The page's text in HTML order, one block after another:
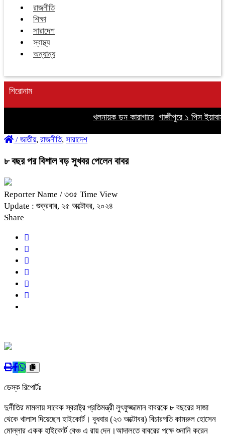
রাজনীতি
শিক্ষা
সারাদেশ
স্বাস্থ্য
অন্যান্য
শিরোনাম
খলনায়ক ডন কারাগারে গাজীপুরে ১ পিস ইয়াবাসহ
/ জাতীয়, রাজনীতি, সারাদেশ
৮ বছর পর বিশাল বড় সুখবর পেলেন বাবর
Reporter Name / ৩৩৫ Time View
Update : শুক্রবার, ২৫ অক্টোবর, ২০২৪
Share
ডেস্ক রিপোর্টঃ
দুর্নীতির মামলায় সাবেক স্বরাষ্ট্র প্রতিমন্ত্রী লুৎফুজ্জামান বাবরকে ৮ বছরের সাজা
থেকে খালাস দিয়েছেন হাইকোর্ট। বুধবার (২৩ অক্টোবর) বিচারপতি কামরুল হোসেন
মোল্লার একক হাইকোর্ট বেঞ্চ এ রায় দেন।আদালতে বাবরের পক্ষে শুনানি করেন